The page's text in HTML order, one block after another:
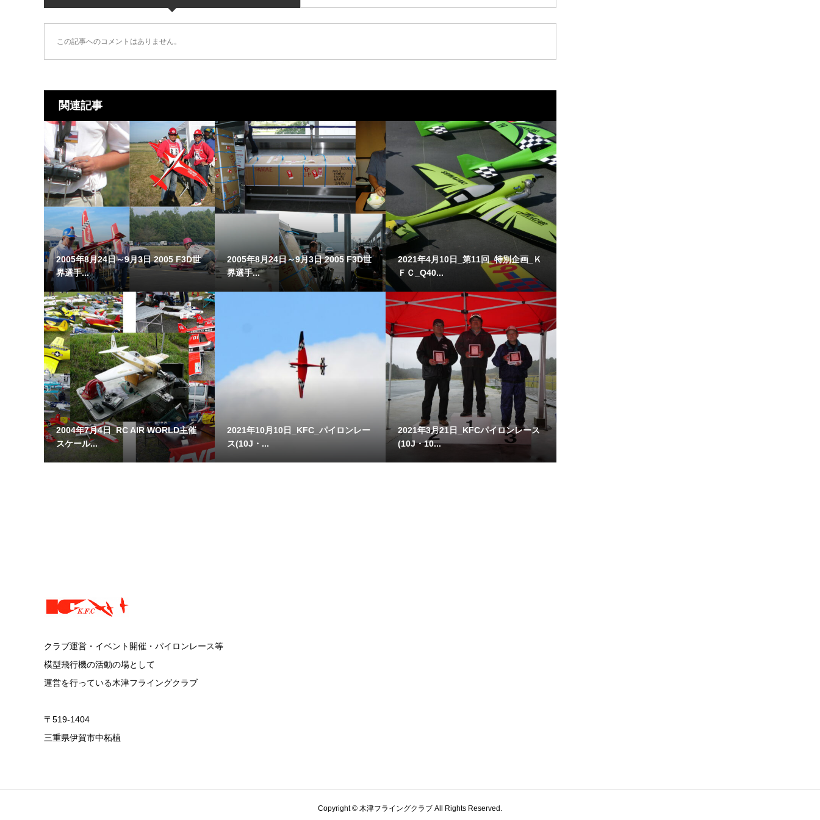
この記事へのコメントはありません。
関連記事
2005年8月24日～9月3日 2005 F3D世
界選手...
2005年8月24日～9月3日 2005 F3D世
界選手...
2021年4月10日_第11回_特別企画_Ｋ
ＦＣ_Q40...
2004年7月4日_RC AIR WORLD主催
スケール...
2021年10月10日_KFC_パイロンレー
ス(10J・...
2021年3月21日_KFCパイロンレース
(10J・10...
クラブ運営・イベント開催・パイロンレース等
模型飛行機の活動の場として
運営を行っている木津フライングクラブ
〒519-1404
三重県伊賀市中柘植
Copyright © 木津フライングクラブ All Rights Reserved.